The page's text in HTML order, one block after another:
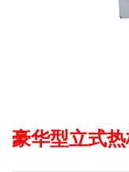
豪华型立式